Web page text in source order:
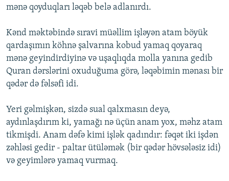
mənə qoyduqları ləqəb belə adlanırdı.
Kənd məktəbində sıravi müəllim işləyən atam böyük
qardaşımın köhnə şalvarına kobud yamaq qoyaraq
mənə geyindirdiyinə və uşaqlıqda molla yanına gedib
Quran dərslərini oxuduğuma görə, ləqəbimin mənası bir
qədər də fəlsəfi idi.
Yeri gəlmişkən, sizdə sual qalxmasın deyə,
aydınlaşdırım ki, yamağı nə üçün anam yox, məhz atam
tikmişdi. Anam dəfə kimi işlək qadındır: fəqət iki işdən
zəhləsi gedir - paltar ütüləmək (bir qədər hövsələsiz idi)
və geyimlərə yamaq vurmaq.